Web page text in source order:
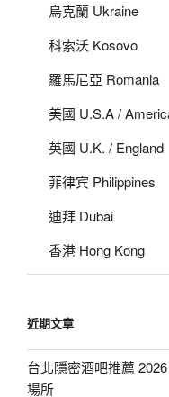
烏克蘭 Ukraine
科索沃 Kosovo
羅馬尼亞 Romania
美國 U.S.A /
英國 U.K. / England
菲律宾 Philippines
迪拜 Dubai
香港 Hong Kong
近期文章
台北隱密酒吧推薦
場所